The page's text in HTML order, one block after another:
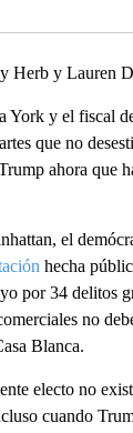
Herb y Lauren
York y el fiscal
que no
ahora que
el
hecha
por 34 delitos
no
Blanca.
electo no
cuando